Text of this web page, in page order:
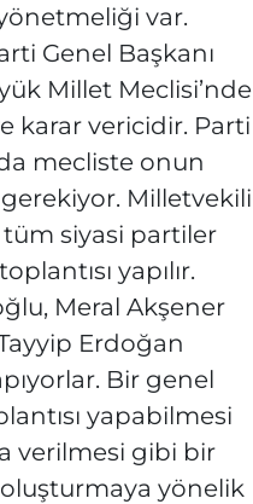
var.
Genel Başkanı
Millet Meclisi’nde
karar vericidir. Parti
mecliste onun
Milletvekili
siyasi partiler
yapılır.
Meral Akşener
Erdoğan
Bir genel
yapabilmesi
verilmesi gibi bir
yönelik